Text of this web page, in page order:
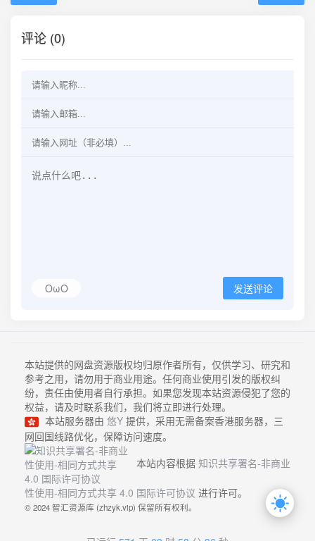
评论 (0)
OωO 发送评论
本站提供的网盘资源版权均归原作者所有，仅供学习、研究和
参考之用，请勿用于商业用途。任何商业使用引发的版权纠
纷，责任由使用者自行承担。如果您发现本站资源侵犯了您的
权益，请及时联系我们，我们将立即进行处理。
本站服务器由 悠Y 提供，采用无需备案香港服务器，三
网回国线路优化，保障访问速度。
本站内容根据 知识共享署名-非商业
性使用-相同方式共享 4.0 国际许可协议 进行许可。
© 2024 智汇资源库 (zhzyk.vip) 保留所有权利。